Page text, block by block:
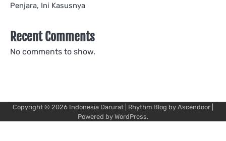
Penjara, Ini Kasusnya
Recent Comments
No comments to show.
Copyright © 2026 Indonesia Darurat | Rhythm Blog by Ascendoor
Powered by WordPress.